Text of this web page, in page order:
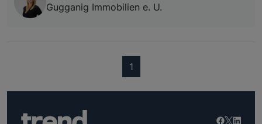
Gugganig Immobilien e. U.
1(current)